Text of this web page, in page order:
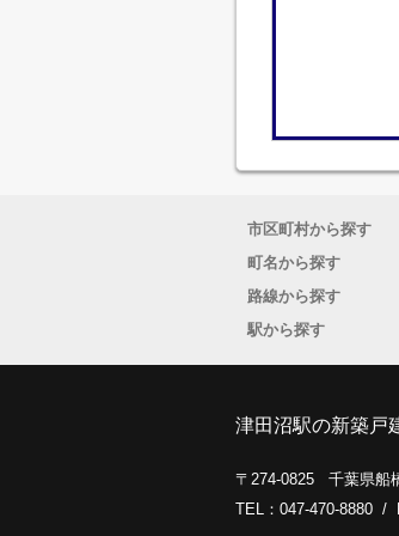
市区町村から探す
町名から探す
路線から探す
駅から探す
津田沼駅の新築戸
〒274-0825 千葉県船
TEL：047-470-8880 /